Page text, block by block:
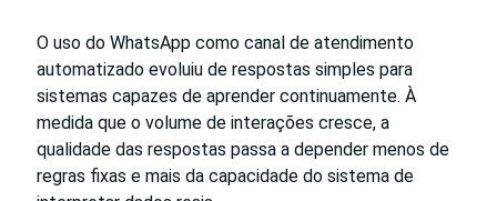
O uso do WhatsApp como canal de atendimento
automatizado evoluiu de respostas simples para
sistemas capazes de aprender continuamente. À
medida que o volume de interações cresce, a
qualidade das respostas passa a depender menos de
regras fixas e mais da capacidade do sistema de